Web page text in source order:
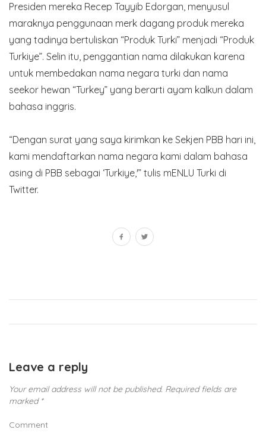
Presiden mereka Recep Tayyib Edorgan, menyusul
maraknya penggunaan merk dagang produk mereka
yang tadinya bertuliskan “Produk Turki” menjadi “Produk
Turkiye”. Selin itu, penggantian nama dilakukan karena
untuk membedakan nama negara turki dan nama
seekor hewan “Turkey” yang berarti ayam kalkun dalam
bahasa inggris.
“Dengan surat yang saya kirimkan ke Sekjen PBB hari ini,
kami mendaftarkan nama negara kami dalam bahasa
asing di PBB sebagai ‘Turkiye,'” tulis mENLU Turki di
Twitter.
Leave a reply
Your email address will not be published. Required fields are
marked *
Comment